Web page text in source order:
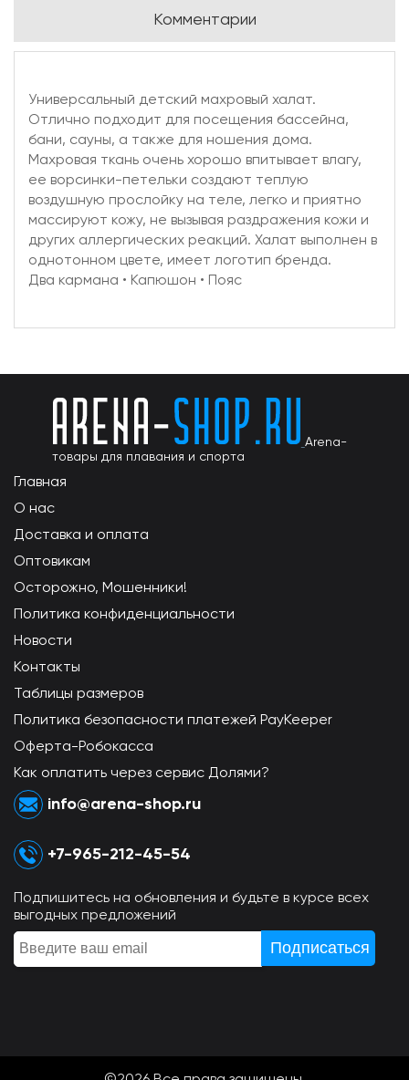
Комментарии
Универсальный детский махровый халат.
Отлично подходит для посещения бассейна,
бани, сауны, а также для ношения дома.
Махровая ткань очень хорошо впитывает влагу,
ее ворсинки-петельки создают теплую
воздушную прослойку на теле, легко и приятно
массируют кожу, не вызывая раздражения кожи и
других аллергических реакций. Халат выполнен в
однотонном цвете, имеет логотип бренда.
Два кармана • Капюшон • Пояс
Arena-
товары для плавания и спорта
Главная
О нас
Доставка и оплата
Оптовикам
Осторожно, Мошенники!
Политика конфиденциальности
Новости
Контакты
Таблицы размеров
Политика безопасности платежей PayKeeper
Оферта-Робокасса
Как оплатить через сервис Долями?
info@arena-shop.ru
+7-965-212-45-54
Подпишитесь на обновления и будьте в курсе всех
выгодных предложений